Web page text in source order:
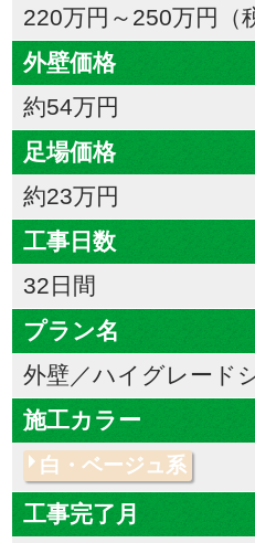
220万円～250万円（
外壁価格
約54万円
足場価格
約23万円
工事日数
32日間
プラン名
外壁／ハイグレード
施工カラー
白・ベージュ系
工事完了月